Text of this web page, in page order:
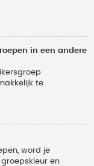
in een andere
te
word je
en